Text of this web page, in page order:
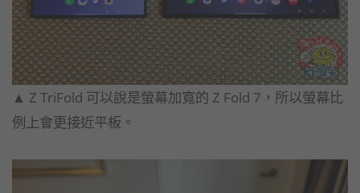
▲ Z TriFold 可以說是螢幕加寬的 Z Fold 7，所以螢幕比
例上會更接近平板。